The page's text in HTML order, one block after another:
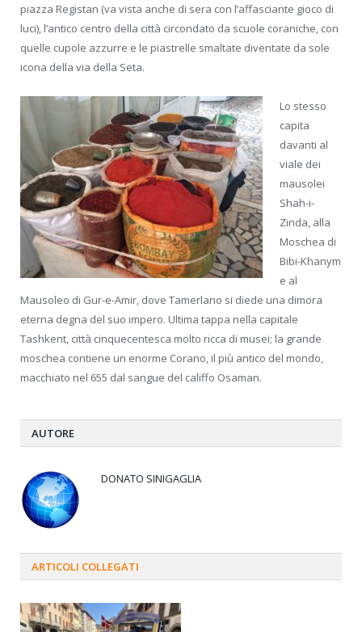
piazza Registan (va vista anche di sera con l’affasciante gioco di
luci), l’antico centro della città circondato da scuole coraniche, con
quelle cupole azzurre e le piastrelle smaltate diventate da sole
icona della via della Seta.
Lo stesso
capita
davanti al
viale dei
mausolei
Shah-i-
Zinda, alla
Moschea di
Bibi-Khanym
e al
Mausoleo di Gur-e-Amir, dove Tamerlano si diede una dimora
eterna degna del suo impero. Ultima tappa nella capitale
Tashkent, città cinquecentesca molto ricca di musei; la grande
moschea contiene un enorme Corano, il più antico del mondo,
macchiato nel 655 dal sangue del califfo Osaman.
AUTORE
DONATO SINIGAGLIA
ARTICOLI COLLEGATI